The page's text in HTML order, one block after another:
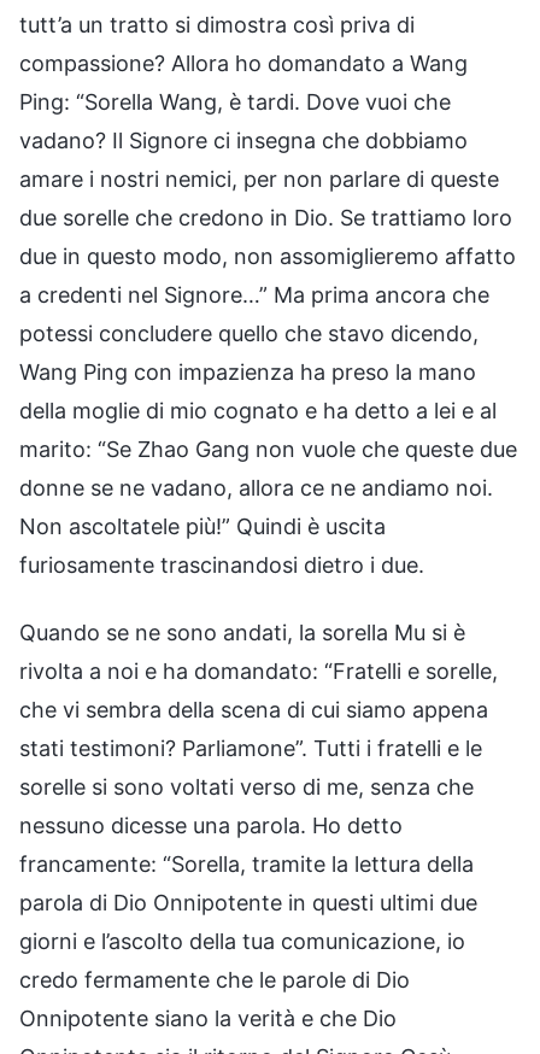
tutt’a un tratto si dimostra così priva di
compassione? Allora ho domandato a Wang
Ping: “Sorella Wang, è tardi. Dove vuoi che
vadano? Il Signore ci insegna che dobbiamo
amare i nostri nemici, per non parlare di queste
due sorelle che credono in Dio. Se trattiamo loro
due in questo modo, non assomiglieremo affatto
a credenti nel Signore…” Ma prima ancora che
potessi concludere quello che stavo dicendo,
Wang Ping con impazienza ha preso la mano
della moglie di mio cognato e ha detto a lei e al
marito: “Se Zhao Gang non vuole che queste due
donne se ne vadano, allora ce ne andiamo noi.
Non ascoltatele più!” Quindi è uscita
furiosamente trascinandosi dietro i due.
Quando se ne sono andati, la sorella Mu si è
rivolta a noi e ha domandato: “Fratelli e sorelle,
che vi sembra della scena di cui siamo appena
stati testimoni? Parliamone”. Tutti i fratelli e le
sorelle si sono voltati verso di me, senza che
nessuno dicesse una parola. Ho detto
francamente: “Sorella, tramite la lettura della
parola di Dio Onnipotente in questi ultimi due
giorni e l’ascolto della tua comunicazione, io
credo fermamente che le parole di Dio
Onnipotente siano la verità e che Dio